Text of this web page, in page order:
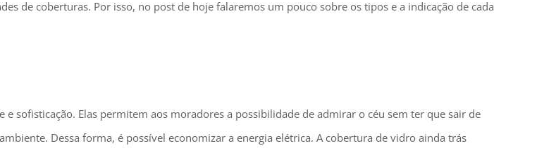
de coberturas. Por isso, no post de hoje falaremos um pouco sobre os tipos e a indicação de cada
sofisticação. Elas permitem aos moradores a possibilidade de admirar o céu sem ter que sair de
Dessa forma, é possível economizar a energia elétrica. A cobertura de vidro ainda trás